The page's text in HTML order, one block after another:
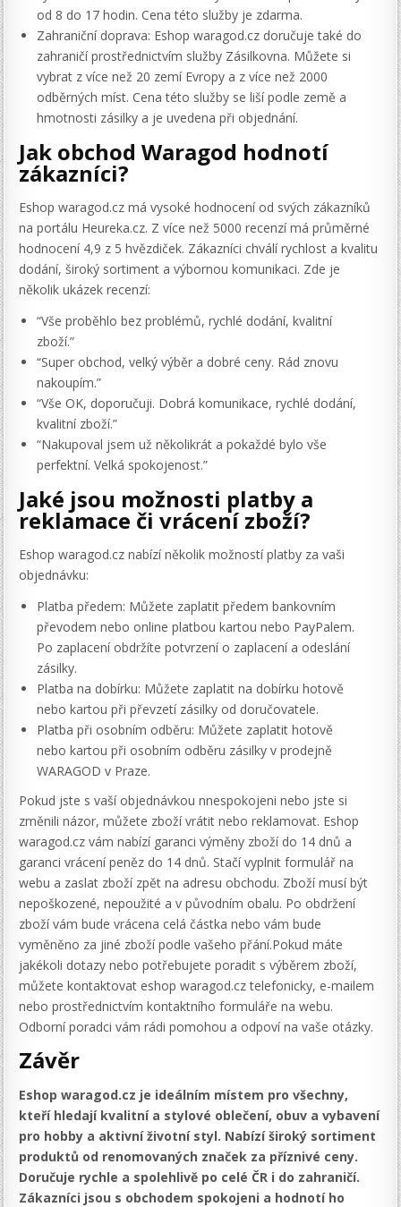
od 8 do 17 hodin. Cena této služby je zdarma.
Zahraniční doprava: Eshop waragod.cz doručuje také do
zahraničí prostřednictvím služby Zásilkovna. Můžete si
vybrat z více než 20 zemí Evropy a z více než 2000
odběrných míst. Cena této služby se liší podle země a
hmotnosti zásilky a je uvedena při objednání.
Jak obchod Waragod hodnotí
zákazníci?
Eshop waragod.cz má vysoké hodnocení od svých zákazníků
na portálu Heureka.cz. Z více než 5000 recenzí má průměrné
hodnocení 4,9 z 5 hvězdiček. Zákazníci chválí rychlost a kvalitu
dodání, široký sortiment a výbornou komunikaci. Zde je
několik ukázek recenzí:
“Vše proběhlo bez problémů, rychlé dodání, kvalitní
zboží.”
“Super obchod, velký výběr a dobré ceny. Rád znovu
nakoupím.”
“Vše OK, doporučuji. Dobrá komunikace, rychlé dodání,
kvalitní zboží.”
“Nakupoval jsem už několikrát a pokaždé bylo vše
perfektní. Velká spokojenost.”
Jaké jsou možnosti platby a
reklamace či vrácení zboží?
Eshop waragod.cz nabízí několik možností platby za vaši
objednávku:
Platba předem: Můžete zaplatit předem bankovním
převodem nebo online platbou kartou nebo PayPalem.
Po zaplacení obdržíte potvrzení o zaplacení a odeslání
zásilky.
Platba na dobírku: Můžete zaplatit na dobírku hotově
nebo kartou při převzetí zásilky od doručovatele.
Platba při osobním odběru: Můžete zaplatit hotově
nebo kartou při osobním odběru zásilky v prodejně
WARAGOD v Praze.
Pokud jste s vaší objednávkou nnespokojeni nebo jste si
změnili názor, můžete zboží vrátit nebo reklamovat. Eshop
waragod.cz vám nabízí garanci výměny zboží do 14 dnů a
garanci vrácení peněz do 14 dnů. Stačí vyplnit formulář na
webu a zaslat zboží zpět na adresu obchodu. Zboží musí být
nepoškozené, nepoužité a v původním obalu. Po obdržení
zboží vám bude vrácena celá částka nebo vám bude
vyměněno za jiné zboží podle vašeho přání.Pokud máte
jakékoli dotazy nebo potřebujete poradit s výběrem zboží,
můžete kontaktovat eshop waragod.cz telefonicky, e-mailem
nebo prostřednictvím kontaktního formuláře na webu.
Odborní poradci vám rádi pomohou a odpoví na vaše otázky.
Závěr
Eshop waragod.cz je ideálním místem pro všechny,
kteří hledají kvalitní a stylové oblečení, obuv a vybavení
pro hobby a aktivní životní styl. Nabízí široký sortiment
produktů od renomovaných značek za příznivé ceny.
Doručuje rychle a spolehlivě po celé ČR i do zahraničí.
Zákazníci jsou s obchodem spokojeni a hodnotí ho